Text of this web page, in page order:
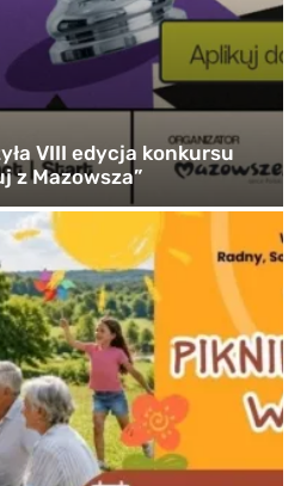
VIII edycja konkursu
z Mazowsza”